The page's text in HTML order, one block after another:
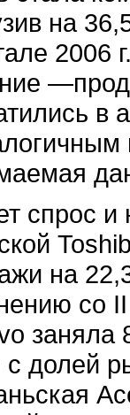
на
2006
в
спрос
на
со
с долей